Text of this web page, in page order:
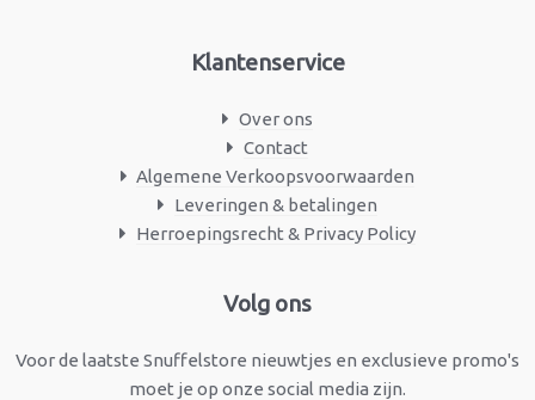
Klantenservice
Over ons
Contact
Algemene Verkoopsvoorwaarden
Leveringen & betalingen
Herroepingsrecht & Privacy Policy
Volg ons
Voor de laatste Snuffelstore nieuwtjes en exclusieve promo's
moet je op onze social media zijn.
Facebook